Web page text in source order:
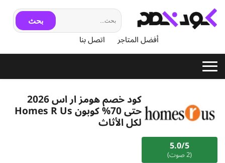
بحث
أفضل المتاجر اتصل بنا
5.0/5
(2 صوت)
كود خصم هومز ار اس 2026
حتى 70% كوبون Homes R Us
لكل الأثاث